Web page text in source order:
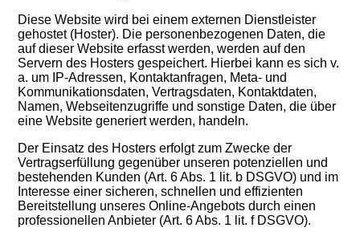
Diese Website wird bei einem externen Dienstleister
gehostet (Hoster). Die personenbezogenen Daten, die
auf dieser Website erfasst werden, werden auf den
Servern des Hosters gespeichert. Hierbei kann es sich v.
a. um IP-Adressen, Kontaktanfragen, Meta- und
Kommunikationsdaten, Vertragsdaten, Kontaktdaten,
Namen, Webseitenzugriffe und sonstige Daten, die über
eine Website generiert werden, handeln.
Der Einsatz des Hosters erfolgt zum Zwecke der
Vertragserfüllung gegenüber unseren potenziellen und
bestehenden Kunden (Art. 6 Abs. 1 lit. b DSGVO) und im
Interesse einer sicheren, schnellen und effizienten
Bereitstellung unseres Online-Angebots durch einen
professionellen Anbieter (Art. 6 Abs. 1 lit. f DSGVO).